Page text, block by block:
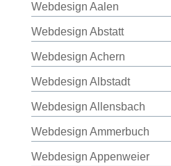
Webdesign Aalen
Webdesign Abstatt
Webdesign Achern
Webdesign Albstadt
Webdesign Allensbach
Webdesign Ammerbuch
Webdesign Appenweier